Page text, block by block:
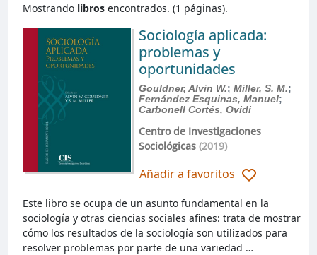
Mostrando libros encontrados. (1 páginas).
Sociología aplicada:
problemas y
oportunidades
Gouldner, Alvin W.; Miller, S. M.;
Fernández Esquinas, Manuel;
Carbonell Cortés, Ovidi
Centro de Investigaciones
Sociológicas(2019)
Añadir a favoritos
Este libro se ocupa de un asunto fundamental en la
sociología y otras ciencias sociales afines: trata de mostrar
cómo los resultados de la sociología son utilizados para
resolver problemas por parte de una variedad …